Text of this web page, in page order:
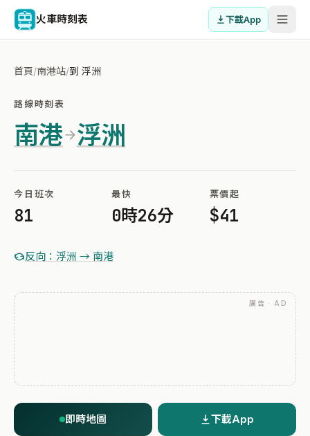
火車時刻表 下載App
首頁/南港站/到 浮洲
路線時刻表
南港 浮洲
今日班次
81
最快
0時26分
票價起
$41
反向：浮洲 → 南港
廣告 · AD
即時地圖 下載App